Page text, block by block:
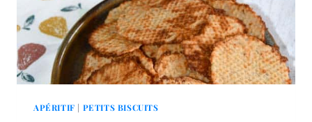
APÉRITIF | PETITS BISCUITS